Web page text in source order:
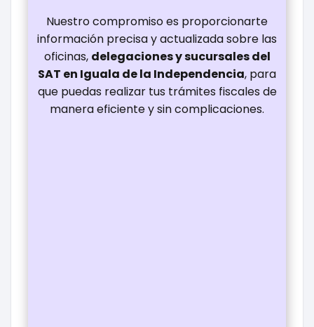
Nuestro compromiso es proporcionarte
información precisa y actualizada sobre las
oficinas, delegaciones y sucursales del
SAT en Iguala de la Independencia, para
que puedas realizar tus trámites fiscales de
manera eficiente y sin complicaciones.